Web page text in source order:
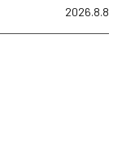
2026.8.8